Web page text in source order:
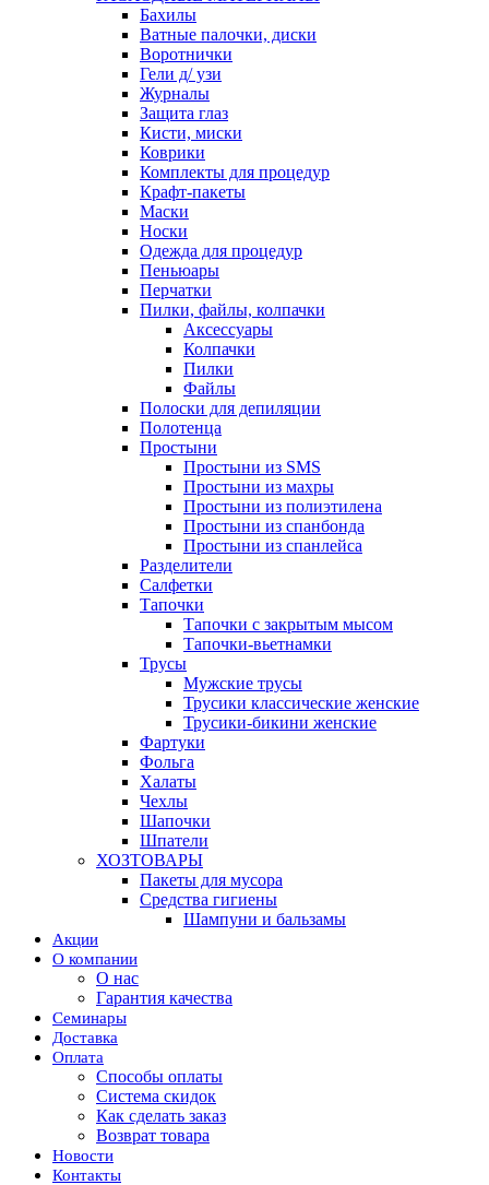
Бахилы
Ватные палочки, диски
Воротнички
Гели д/ узи
Журналы
Защита глаз
Кисти, миски
Коврики
Комплекты для процедур
Крафт-пакеты
Маски
Носки
Одежда для процедур
Пеньюары
Перчатки
Пилки, файлы, колпачки
Аксессуары
Колпачки
Пилки
Файлы
Полоски для депиляции
Полотенца
Простыни
Простыни из SMS
Простыни из махры
Простыни из полиэтилена
Простыни из спанбонда
Простыни из спанлейса
Разделители
Салфетки
Тапочки
Тапочки с закрытым мысом
Тапочки-вьетнамки
Трусы
Мужские трусы
Трусики классические женские
Трусики-бикини женские
Фартуки
Фольга
Халаты
Чехлы
Шапочки
Шпатели
ХОЗТОВАРЫ
Пакеты для мусора
Средства гигиены
Шампуни и бальзамы
Акции
О компании
О нас
Гарантия качества
Семинары
Доставка
Оплата
Способы оплаты
Система скидок
Как сделать заказ
Возврат товара
Новости
Контакты